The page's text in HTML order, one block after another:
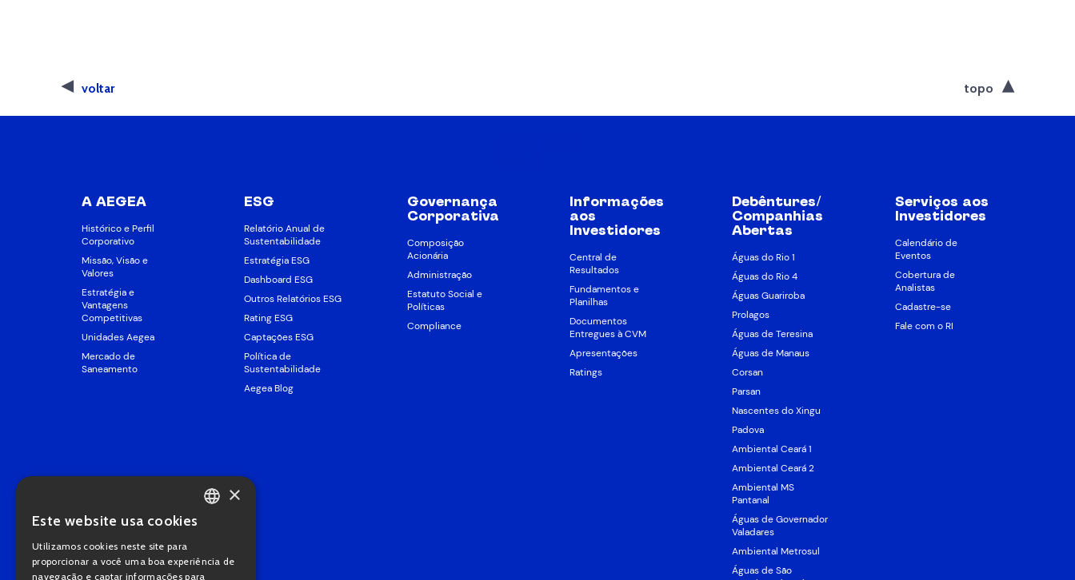
voltar topo
A AEGEA
Histórico e Perfil
Corporativo
Missão, Visão e
Valores
Estratégia e
Vantagens
Competitivas
Unidades Aegea
Mercado de
Saneamento
ESG
Relatório Anual de
Sustentabilidade
Estratégia ESG
Dashboard ESG
Outros Relatórios ESG
Rating ESG
Captações ESG
Política de
Sustentabilidade
Aegea Blog
Governança
Corporativa
Composição
Acionária
Administração
Estatuto Social e
Políticas
Compliance
Informações
aos
Investidores
Central de
Resultados
Fundamentos e
Planilhas
Documentos
Entregues à CVM
Apresentações
Ratings
Debêntures/
Companhias
Abertas
Águas do Rio 1
Águas do Rio 4
Águas Guariroba
Prolagos
Águas de Teresina
Águas de Manaus
Corsan
Parsan
Nascentes do Xingu
Padova
Ambiental Ceará 1
Ambiental Ceará 2
Ambiental MS
Pantanal
Águas de Governador
Valadares
Ambiental Metrosul
Águas de São
Serviços aos
Investidores
Calendário de
Eventos
Cobertura de
Analistas
Cadastre-se
Fale com o RI
PORTUGUESE
×
Este website usa cookies
Utilizamos cookies neste site para
proporcionar a você uma boa experiência de
navegação e captar informações para